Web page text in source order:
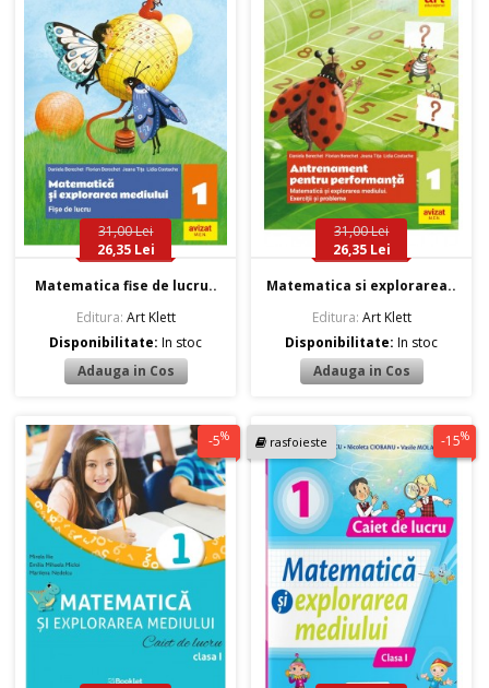
31,00 Lei
26,35 Lei
Matematica fise de lucru..
Editura: Art Klett
Disponibilitate:In stoc
31,00 Lei
26,35 Lei
Matematica si explorarea..
Editura: Art Klett
Disponibilitate:In stoc
-5% rasfoieste -15%